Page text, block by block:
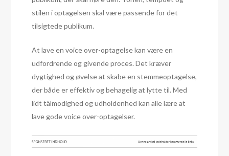
stilen i optagelsen skal være passende for det
tilsigtede publikum.
At lave en voice over-optagelse kan være en
udfordrende og givende proces. Det kræver
dygtighed og øvelse at skabe en stemmeoptagelse,
der både er effektiv og behagelig at lytte til. Med
lidt tålmodighed og udholdenhed kan alle lære at
lave gode voice over-optagelser.